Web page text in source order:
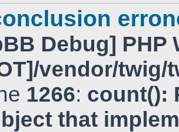
Debug] PHP
vendor/
1266: count():
that